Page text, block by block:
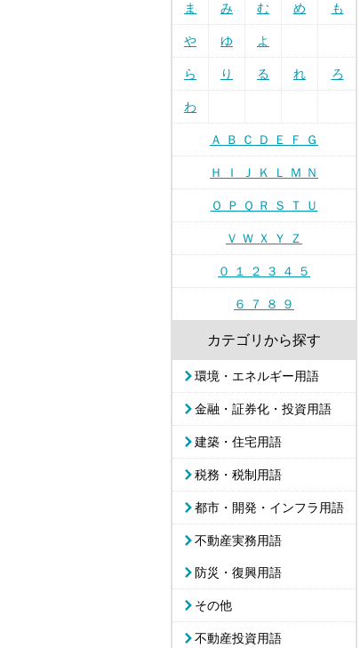
ま み む め も
や ゆ よ
ら り る れ ろ
わ
Ａ Ｂ Ｃ Ｄ Ｅ Ｆ Ｇ
Ｈ Ｉ Ｊ Ｋ Ｌ Ｍ Ｎ
Ｏ Ｐ Ｑ Ｒ Ｓ Ｔ Ｕ
Ｖ Ｗ Ｘ Ｙ Ｚ
０ １ ２ ３ ４ ５
６ ７ ８ ９
カテゴリから探す
環境・エネルギー用語
金融・証券化・投資用語
建築・住宅用語
税務・税制用語
都市・開発・インフラ用語
不動産実務用語
防災・復興用語
その他
不動産投資用語